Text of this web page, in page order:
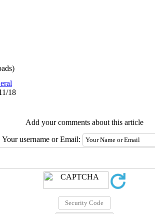
18
Add your comments about this article
Your username or Email: